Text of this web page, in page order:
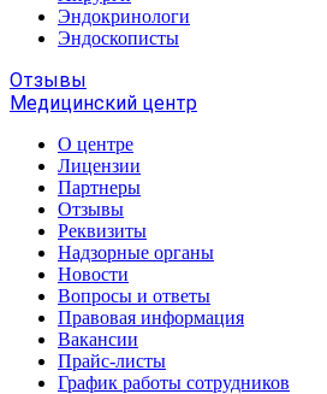
Эндокринологи
Эндоскописты
Отзывы
Медицинский центр
О центре
Лицензии
Партнеры
Отзывы
Реквизиты
Надзорные органы
Новости
Вопросы и ответы
Правовая информация
Вакансии
Прайс-листы
График работы сотрудников